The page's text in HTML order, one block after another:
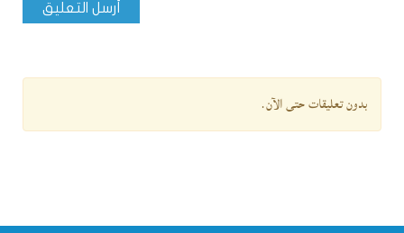
أرسل التعليق
بدون تعليقات حتى الآن.